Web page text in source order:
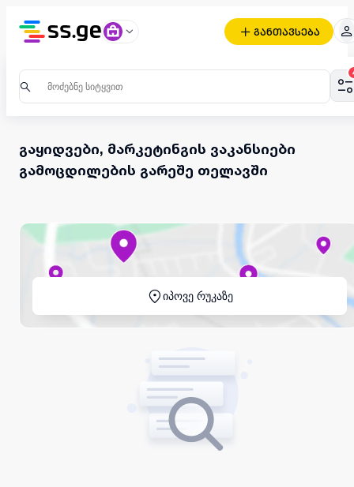
განთავსება
გაყიდვები, მარკეტინგის ვაკანსიები
გამოცდილების გარეშე თელავში
იპოვე რუკაზე